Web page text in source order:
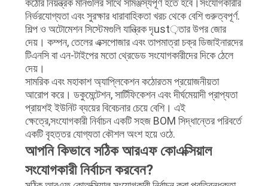
নির্ভরযোগ্যতা এবং সুরক্ষার ধারাবাহিকতা খরচ থেকে বেশি গুরুত্বপূর্ণ.
শিল্প ও অটোমেশন সিস্টেমগুলি যান্ত্রিক দৃust়তার উপর জোর
দেয়। কম্পন, তেলের এক্সপোজার এবং তাপমাত্রা চক্র ডিজাইনারদের
টিএনসি বা এন-টাইপের মতো থ্রেডেড সংযোগকারীদের দিকে ঠেলে
দেয়।
সামরিক এবং মহাকাশ অ্যাপ্লিকেশন কঠোরতম প্রয়োজনীয়তা
আরোপ করে। ডকুমেন্টেশন, সার্টিফিকেশন এবং দীর্ঘমেয়াদী প্রাপ্যতা
প্রায়শই ইউনিট ব্যয়ের বিবেচনার চেয়ে বেশি। এই
ক্ষেত্রে,সংযোগকারী নির্বাচন একটি সহজ BOM সিদ্ধান্তের পরিবর্তে
একটি বৃহত্তর যোগ্যতা কৌশল অংশ হয়ে ওঠে.
আপনি কিভাবে সঠিক আরএফ কোএক্সিয়াল
সংযোগকারী নির্বাচন করবেন?